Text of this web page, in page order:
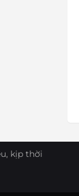
kịp thời